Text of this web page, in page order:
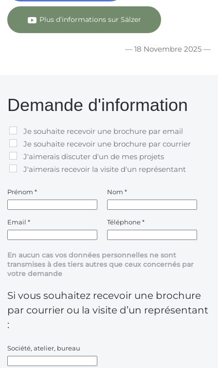
Plus d’informations sur Sälzer
— 18 Novembre 2025 —
Demande d'information
Je souhaite recevoir une brochure par email
Je souhaite recevoir une brochure par courrier
J'aimerais discuter d'un de mes projets
J'aimerais recevoir la visite d'un représentant
Prénom * Nom *
Email * Téléphone*
En aucun cas vos données personnelles ne sont
transmises à des tiers autres que ceux concernés par
votre demande
Si vous souhaitez recevoir une brochure
par courrier ou la visite d’un représentant
:
Société, atelier, bureau